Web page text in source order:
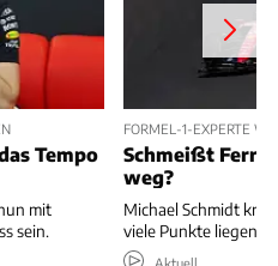
Tempo
mit
sein.
FORMEL-1-EXPERTE
Schmeißt
weg?
Michael Schmidt
viele Punkte
Aktuell